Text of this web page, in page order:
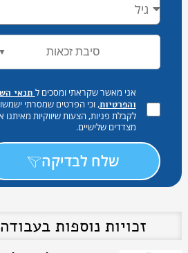
סיבת זכאות ▼
אני מאשר שקראתי ומסכים ל תנאי
והפרטיות, וכי הפרטים שמסרתי ישמשו
לקבלת פניות, הצעות שיווקיות מאיתנו
מצדדים שלישיים.
שלח לבדיקה
זכויות נוספות בעבודה
לחופשה ללא תשלום